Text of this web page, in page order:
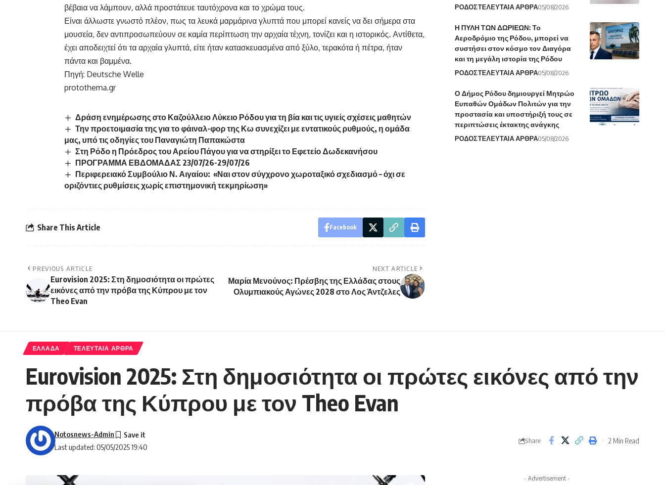
βέβαια να λάμπουν, αλλά προστάτευε ταυτόχρονα και το χρώμα τους.
Είναι άλλωστε γνωστό πλέον, πως τα λευκά μαρμάρινα γλυπτά που μπορεί κανείς να δει σήμερα στα
μουσεία, δεν αντιπροσωπεύουν σε καμία περίπτωση την αρχαία τέχνη, τονίζει και η ιστορικός. Αντίθετα,
έχει αποδειχτεί ότι τα αρχαία γλυπτά, είτε ήταν κατασκευασμένα από ξύλο, τερακότα ή πέτρα, ήταν
πάντα και βαμμένα.
Πηγή: Deutsche Welle
protothema.gr
Δράση ενημέρωσης στο Καζούλλειο Λύκειο Ρόδου για τη βία και τις υγιείς σχέσεις μαθητών
Την προετοιμασία της για το φάιναλ-φορ της Κω συνεχίζει με εντατικούς ρυθμούς, η ομάδα
μας, υπό τις οδηγίες του Παναγιώτη Παπακώστα
Στη Ρόδο η Πρόεδρος του Αρείου Πάγου για να στηρίξει το Εφετείο Δωδεκανήσου
ΠΡΟΓΡΑΜΜΑ ΕΒΔΟΜΑΔΑΣ 23/07/26-29/07/26
Περιφερειακό Συμβούλιο Ν. Αιγαίου: «Ναι στον σύγχρονο χωροταξικό σχεδιασμό – όχι σε
οριζόντιες ρυθμίσεις χωρίς επιστημονική τεκμηρίωση»
Share This Article Facebook
PREVIOUS ARTICLE
Eurovision 2025: Στη δημοσιότητα οι πρώτες
εικόνες από την πρόβα της Κύπρου με τον
Theo Evan
NEXT ARTICLE
Μαρία Μενούνος: Πρέσβης της Ελλάδας στους
Ολυμπιακούς Αγώνες 2028 στο Λος Άντζελες
ΡΟΔΟΣΤΕΛΕΥΤΑΙΑ ΑΡΘΡΑ05/08/2026
Η ΠΥΛΗ ΤΩΝ ΔΩΡΙΕΩΝ: Το
Αεροδρόμιο της Ρόδου, μπορεί να
συστήσει στον κόσμο τον Διαγόρα
και τη μεγάλη ιστορία της Ρόδου
ΡΟΔΟΣΤΕΛΕΥΤΑΙΑ ΑΡΘΡΑ05/08/2026
Ο Δήμος Ρόδου δημιουργεί Μητρώο
Ευπαθών Ομάδων Πολιτών για την
προστασία και υποστήριξή τους σε
περιπτώσεις έκτακτης ανάγκης
ΡΟΔΟΣΤΕΛΕΥΤΑΙΑ ΑΡΘΡΑ05/08/2026
ΕΛΛΑΔΑ ΤΕΛΕΥΤΑΙΑ ΑΡΘΡΑ
Eurovision 2025: Στη δημοσιότητα οι πρώτες εικόνες από την
πρόβα της Κύπρου με τον Theo Evan
Last updated: 05/05/2025 19:40
Notosnews-Admin
Share 2 Min Read
- Advertisement -